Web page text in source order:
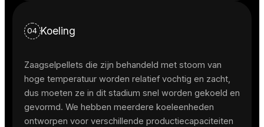
04 Koeling
Zaagselpellets die zijn behandeld met stoom van
hoge temperatuur worden relatief vochtig en zacht,
dus moeten ze in dit stadium snel worden gekoeld en
gevormd. We hebben meerdere koeleenheden
ontworpen voor verschillende productiecapaciteiten